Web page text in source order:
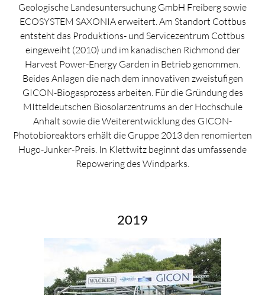
Geologische Landesuntersuchung GmbH Freiberg sowie
ECOSYSTEM SAXONIA erweitert. Am Standort Cottbus
entsteht das Produktions- und Servicezentrum Cottbus
eingeweiht (2010) und im kanadischen Richmond der
Harvest Power-Energy Garden in Betrieb genommen.
Beides Anlagen die nach dem innovativen zweistufigen
GICON-Biogasprozess arbeiten. Für die Gründung des
MItteldeutschen Biosolarzentrums an der Hochschule
Anhalt sowie die Weiterentwicklung des GICON-
Photobioreaktors erhält die Gruppe 2013 den renomierten
Hugo-Junker-Preis. In Klettwitz beginnt das umfassende
Repowering des Windparks.
2019